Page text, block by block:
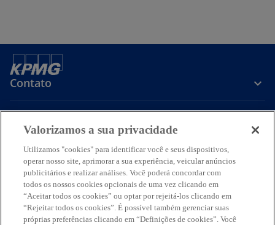
Contato
Sobre a KPMG
Serviços
a
b
r
a
b
r
a
b
r
a
b
r
a
b
r
Termos de usoPrivacidadeAcessibilidadeAjudaGlossário
Valorizamos a sua privacidade
Utilizamos "cookies" para identificar você e seus dispositivos,
operar nosso site, aprimorar a sua experiência, veicular anúncios
publicitários e realizar análises. Você poderá concordar com
todos os nossos cookies opcionais de uma vez clicando em
“Aceitar todos os cookies” ou optar por rejeitá-los clicando em
“Rejeitar todos os cookies”. É possível também gerenciar suas
próprias preferências clicando em “Definições de cookies”. Você